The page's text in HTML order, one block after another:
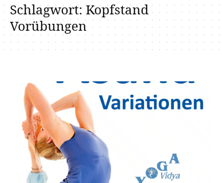
Schlagwort:Kopfstand
Vorübungen